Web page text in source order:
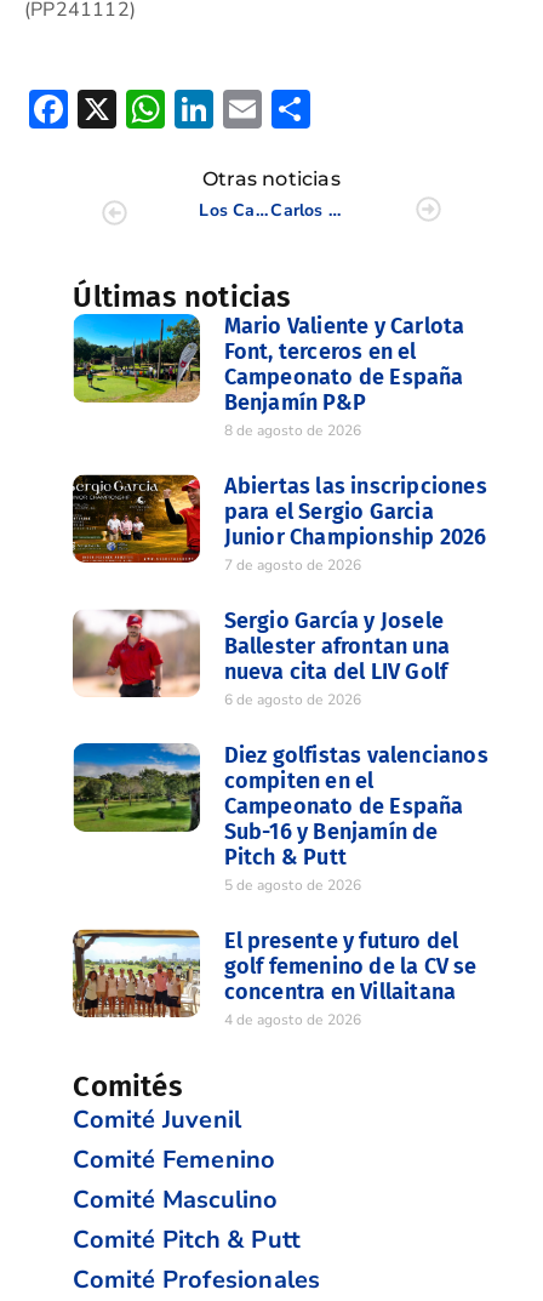
(PP241112)
Facebook
X WhatsApp
LinkedIn
Email
Otras noticias
Los Campeones seniors reciben sus trofeos conquistados
Carlos del Moral recupera la tarjeta del Circuito Europeo
Últimas noticias
Mario Valiente y Carlota
Font, terceros en el
Campeonato de España
Benjamín P&P
8 de agosto de 2026
Abiertas las inscripciones
para el Sergio Garcia
Junior Championship 2026
7 de agosto de 2026
Sergio García y Josele
Ballester afrontan una
nueva cita del LIV Golf
6 de agosto de 2026
Diez golfistas valencianos
compiten en el
Campeonato de España
Sub-16 y Benjamín de
Pitch & Putt
5 de agosto de 2026
El presente y futuro del
golf femenino de la CV se
concentra en Villaitana
4 de agosto de 2026
Comités
Comité Juvenil
Comité Femenino
Comité Masculino
Comité Pitch & Putt
Comité Profesionales